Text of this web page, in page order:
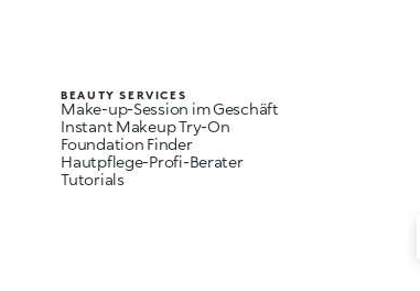
BEAUTY SERVICES
Make-up-Session im Geschäft
Instant Makeup Try-On
Foundation Finder
Hautpflege-Profi-Berater
Tutorials